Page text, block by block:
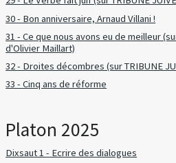
30 - Bon anniversaire, Arnaud Villani !
31 - Ce que nous avons eu de meilleur
d'Olivier Maillart)
32 - Droites décombres (sur TRIBUNE
33 - Cinq ans de réforme
Platon 2025
Dixsaut 1 - Ecrire des dialogues